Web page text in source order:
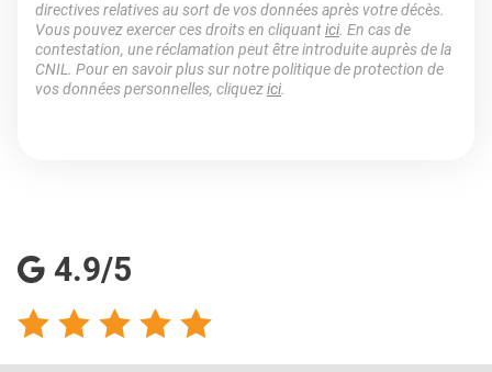
directives relatives au sort de vos données après votre décès.
Vous pouvez exercer ces droits en cliquantici. En cas de
contestation, une réclamation peut être introduite auprès de la
CNIL. Pour en savoir plus sur notre politique de protection de
vos données personnelles, cliquezici.
4.9/5